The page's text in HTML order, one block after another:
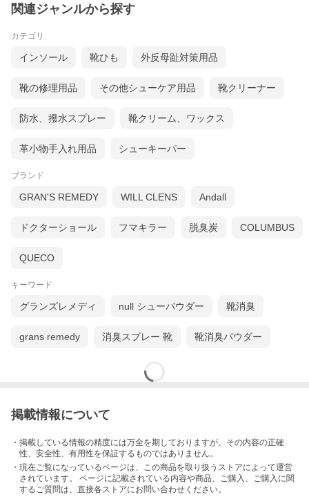
関連ジャンルから探す
カテゴリ
インソール 靴ひも 外反母趾対策用品
靴の修理用品 その他シューケア用品 靴クリーナー
防水、撥水スプレー 靴クリーム、ワックス
革小物手入れ用品 シューキーパー
ブランド
GRAN'S REMEDY WILL CLENS Andall
ドクターショール フマキラー 脱臭炭 COLUMBUS
QUECO
キーワード
グランズレメディ null シューパウダー 靴消臭
grans remedy 消臭スプレー 靴 靴消臭パウダー
掲載情報について
・掲載している情報の精度には万全を期しておりますが、その内容の正確
性、安全性、有用性を保証するものではありません。
・現在ご覧になっているページは、この商品を取り扱うストアによって運営
されています。 ページに記載されている内容や商品、ご購入 、ご購入に関
するご質問は、直接各ストアにお問い合わせください。